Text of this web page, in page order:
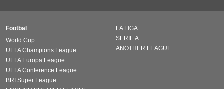
Footbal
World Cup
UEFA Champions League
UEFA Europa League
UEFA Conference League
BRI Super League
LA LIGA
SERIE A
ANOTHER LEAGUE